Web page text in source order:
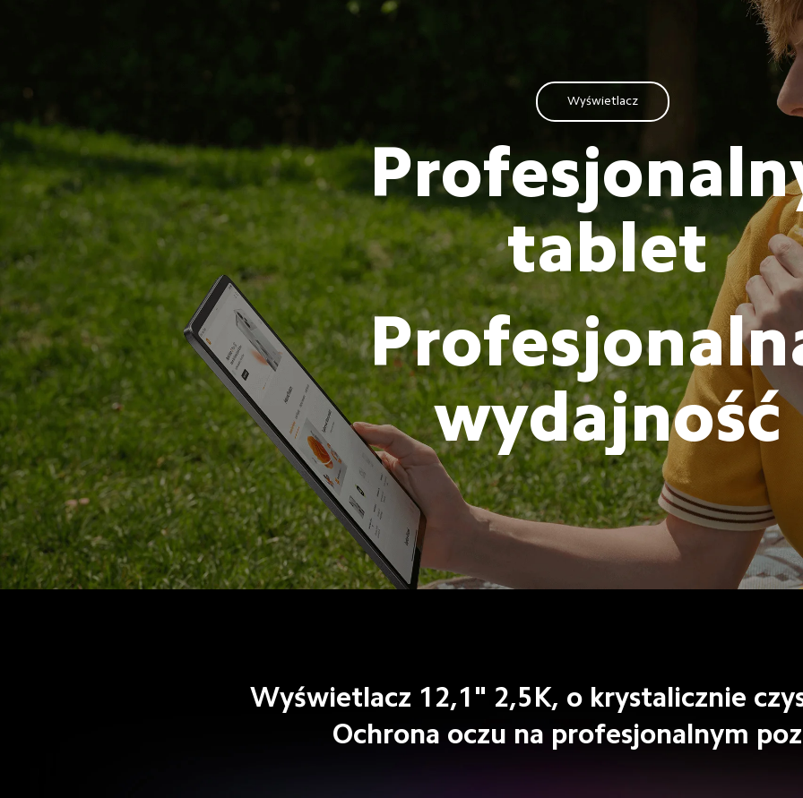
Wyświetlacz
tablet
wydajność
Wyświetlacz 12,1" 2,5K, o krystalicznie
Ochrona oczu na profesjonalnym